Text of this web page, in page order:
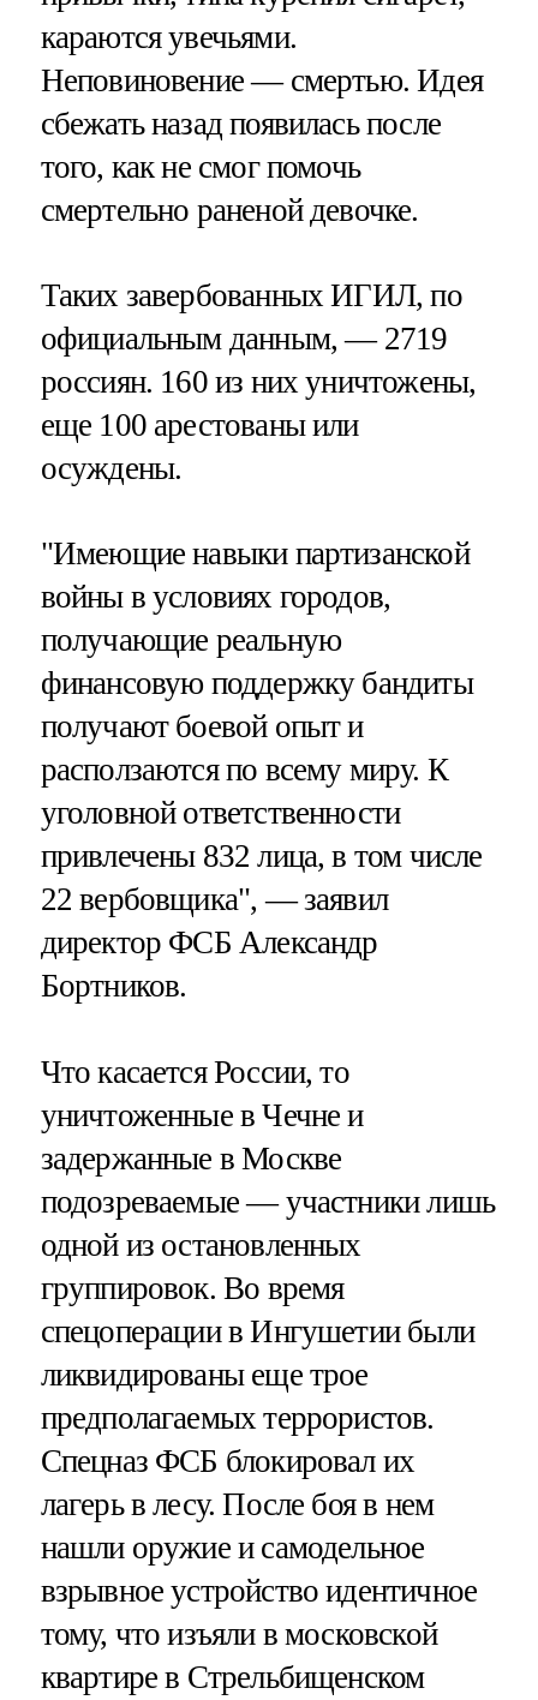
караются увечьями.
Неповиновение — смертью. Идея
сбежать назад появилась после
того, как не смог помочь
смертельно раненой девочке.
Таких завербованных ИГИЛ, по
официальным данным, — 2719
россиян. 160 из них уничтожены,
еще 100 арестованы или
осуждены.
"Имеющие навыки партизанской
войны в условиях городов,
получающие реальную
финансовую поддержку бандиты
получают боевой опыт и
расползаются по всему миру. К
уголовной ответственности
привлечены 832 лица, в том числе
22 вербовщика", — заявил
директор ФСБ Александр
Бортников.
Что касается России, то
уничтоженные в Чечне и
задержанные в Москве
подозреваемые — участники лишь
одной из остановленных
группировок. Во время
спецоперации в Ингушетии были
ликвидированы еще трое
предполагаемых террористов.
Спецназ ФСБ блокировал их
лагерь в лесу. После боя в нем
нашли оружие и самодельное
взрывное устройство идентичное
тому, что изъяли в московской
квартире в Стрельбищенском